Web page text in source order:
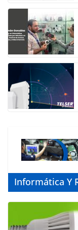
Informática Y